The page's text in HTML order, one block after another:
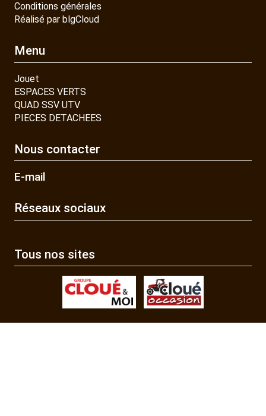
Conditions générales
Réalisé par blgCloud
Menu
Jouet
ESPACES VERTS
QUAD SSV UTV
PIECES DETACHEES
Nous contacter
E-mail
Réseaux sociaux
Tous nos sites